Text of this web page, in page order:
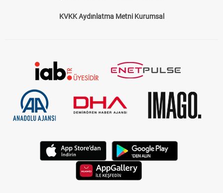
KVKK Aydınlatma Metni Kurumsal